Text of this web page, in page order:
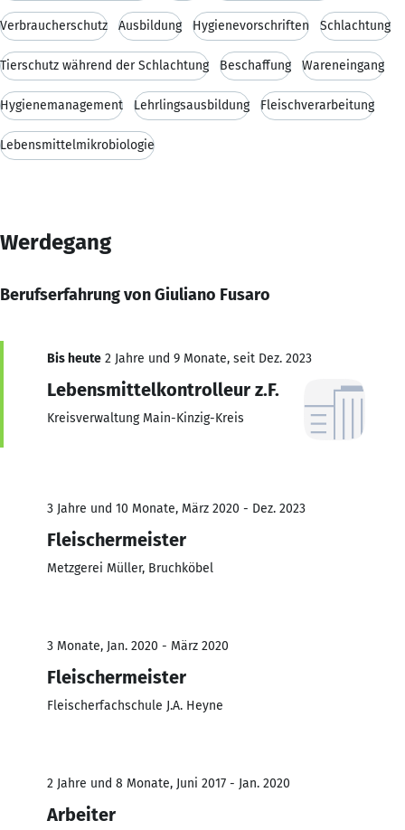
Verbraucherschutz Ausbildung Hygienevorschriften Schlachtung
Tierschutz während der Schlachtung Beschaffung Wareneingang
Hygienemanagement Lehrlingsausbildung Fleischverarbeitung
Lebensmittelmikrobiologie
Werdegang
Berufserfahrung von Giuliano Fusaro
Bis heute 2 Jahre und 9 Monate, seit Dez. 2023
Lebensmittelkontrolleur z.F.
Kreisverwaltung Main-Kinzig-Kreis
3 Jahre und 10 Monate, März 2020 - Dez. 2023
Fleischermeister
Metzgerei Müller, Bruchköbel
3 Monate, Jan. 2020 - März 2020
Fleischermeister
Fleischerfachschule J.A. Heyne
2 Jahre und 8 Monate, Juni 2017 - Jan. 2020
Arbeiter